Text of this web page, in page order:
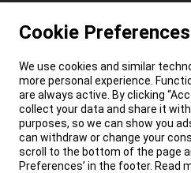
Cookie Preferences
We use cookies and similar
more personal experience.
are always active. By clicking
collect your data and share it
purposes, so we can show you
can withdraw or change your
scroll to the bottom of the page
Preferences’ in the footer. Read